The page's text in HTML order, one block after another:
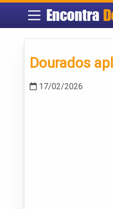
Encontra
Dourados
17/02/2026